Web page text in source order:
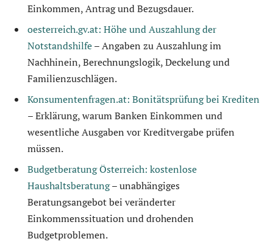
Einkommen, Antrag und Bezugsdauer.
oesterreich.gv.at: Höhe und Auszahlung der
Notstandshilfe– Angaben zu Auszahlung im
Nachhinein, Berechnungslogik, Deckelung und
Familienzuschlägen.
Konsumentenfragen.at: Bonitätsprüfung bei Krediten
– Erklärung, warum Banken Einkommen und
wesentliche Ausgaben vor Kreditvergabe prüfen
müssen.
Budgetberatung Österreich: kostenlose
Haushaltsberatung– unabhängiges
Beratungsangebot bei veränderter
Einkommenssituation und drohenden
Budgetproblemen.